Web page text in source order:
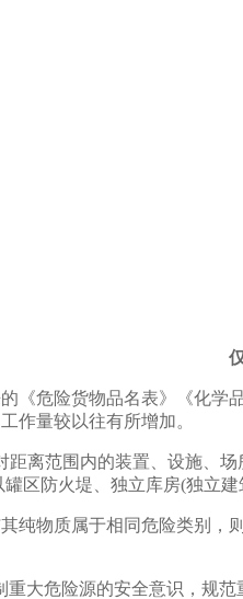
危险货物品名表》《化学
作量较以往有所增加。
范围内的装置、设施、场
区防火堤、独立库房(独立
物质属于相同危险类别，
危险源的安全意识，规范